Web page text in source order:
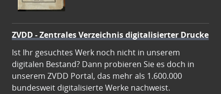
ZVDD - Zentrales Verzeichnis digitalisierter Drucke
Ist Ihr gesuchtes Werk noch nicht in unserem
digitalen Bestand? Dann probieren Sie es doch in
unserem ZVDD Portal, das mehr als 1.600.000
bundesweit digitalisierte Werke nachweist.